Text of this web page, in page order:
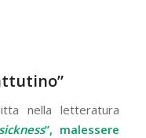
nella letteratura
”, malessere